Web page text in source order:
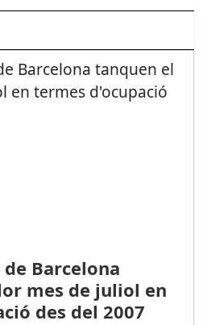
Barcelona
mes de juliol en
des del 2007